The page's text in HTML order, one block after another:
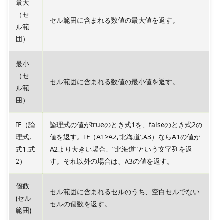
最大
（セ
ル範
囲）
セル範囲に含まれる数値の最大値を返す。
最小
（セ
ル範
囲）
セル範囲に含まれる数値の最小値を返す。
IF（論
理式,
式1,式
2）
論理式の値がtrueのとき式1を、falseのとき式2の
値を返す。IF（A1>A2,’北海道’,A3）ならA1の値が
A2より大きい場合、”北海道”という文字列を返
す。それ以外の場合は、A3の値を返す。
個数
(セル
範囲)
セル範囲に含まれるセルのうち、空白セルでない
セルの個数を返す。